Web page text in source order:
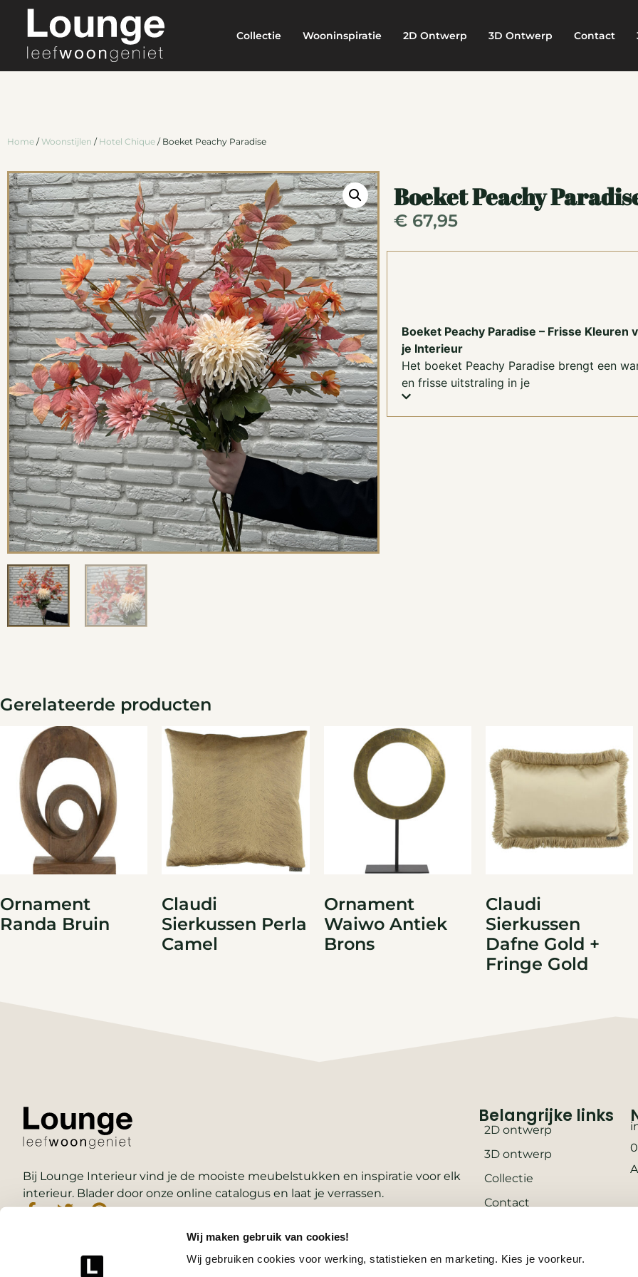
Wij maken gebruik van cookies!
Wij gebruiken cookies voor werking, statistieken en marketing. Kies je voorkeur.
Collectie Wooninspiratie 2D Ontwerp 3D Ontwerp Contact
Home / Woonstijlen / Hotel Chique / Boeket Peachy Paradise
Boeket Peachy
€67,95
Boeket Peachy Paradise – Frisse Kleuren
je Interieur
Het boeket Peachy Paradise brengt een
en frisse uitstraling in je
Gerelateerde producten
Ornament
Randa Bruin
Claudi
Sierkussen Perla
Camel
Ornament
Waiwo Antiek
Brons
Claudi
Sierkussen
Dafne Gold +
Fringe Gold
Bij Lounge Interieur vind je de mooiste meubelstukken en inspiratie voor elk
interieur. Blader door onze online catalogus en laat je verrassen.
Belangrijke links
2D ontwerp
3D ontwerp
Collectie
Contact